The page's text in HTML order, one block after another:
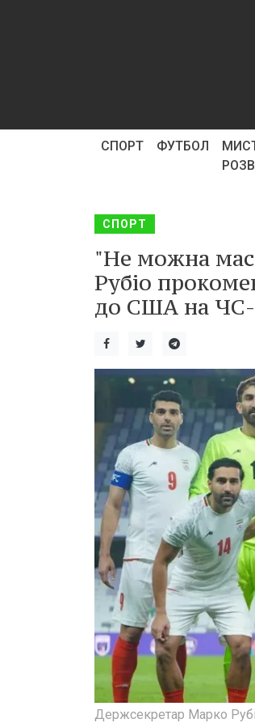
СПОРТ ФУТБОЛ
СПОРТ
"Не можна
Рубіо
до США на ЧС-
Держсекретар Марко